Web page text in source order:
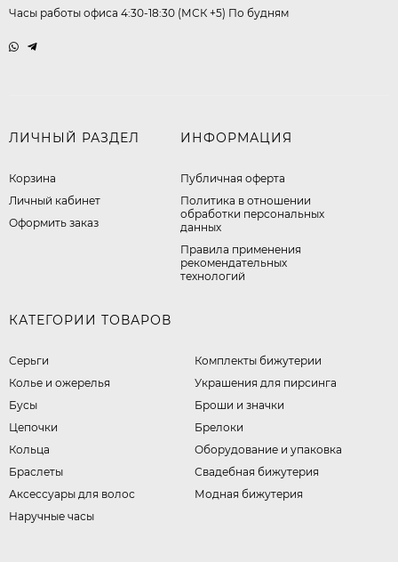
Часы работы офиса 4:30-18:30 (МСК +5) По будням
ЛИЧНЫЙ РАЗДЕЛ
Корзина
Личный кабинет
Оформить заказ
ИНФОРМАЦИЯ
Публичная оферта
​Политика в отношении
обработки персональных
данных
Правила применения
рекомендательных
технологий
КАТЕГОРИИ ТОВАРОВ
Серьги
Колье и ожерелья
Бусы
Цепочки
Кольца
Браслеты
Аксессуары для волос
Наручные часы
Комплекты бижутерии
Украшения для пирсинга
Броши и значки
Брелоки
Оборудование и упаковка
Свадебная бижутерия
Модная бижутерия